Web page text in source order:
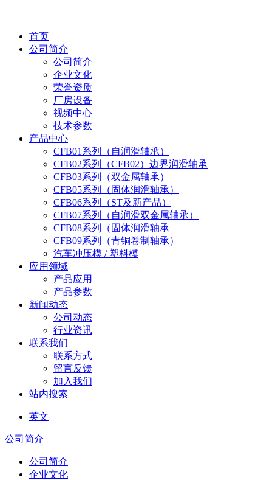
首页
公司简介
公司简介
企业文化
荣誉资质
厂房设备
视频中心
技术参数
产品中心
CFB01系列（自润滑轴承）
CFB02系列（CFB02）边界润滑轴承
CFB03系列（双金属轴承）
CFB05系列（固体润滑轴承）
CFB06系列（ST及新产品）
CFB07系列（自润滑双金属轴承）
CFB08系列（固体润滑轴承
CFB09系列（青铜卷制轴承）
汽车冲压模 / 塑料模
应用领域
产品应用
产品参数
新闻动态
公司动态
行业资讯
联系我们
联系方式
留言反馈
加入我们
站内搜索
英文
公司简介
公司简介
企业文化